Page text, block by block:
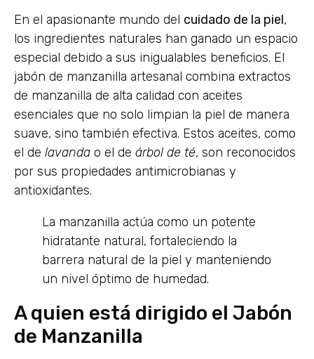
En el apasionante mundo del cuidado de la piel,
los ingredientes naturales han ganado un espacio
especial debido a sus inigualables beneficios. El
jabón de manzanilla artesanal combina extractos
de manzanilla de alta calidad con aceites
esenciales que no solo limpian la piel de manera
suave, sino también efectiva. Estos aceites, como
el de lavanda o el de árbol de té, son reconocidos
por sus propiedades antimicrobianas y
antioxidantes.
La manzanilla actúa como un potente
hidratante natural, fortaleciendo la
barrera natural de la piel y manteniendo
un nivel óptimo de humedad.
A quien está dirigido el Jabón
de Manzanilla